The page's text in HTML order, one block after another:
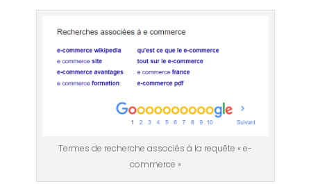
Termes de recherche associés à la requête « e-
commerce »